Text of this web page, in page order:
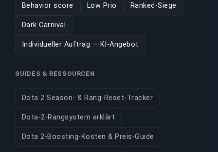
Behavior score Low Prio Ranked-Siege
Dark Carnival
Individueller Auftrag — KI-Angebot
GUIDES & RESSOURCEN
Dota 2 Season- & Rang-Reset-Tracker
Dota-2-Rangsystem erklärt
Dota 2-Boosting-Kosten & Preis-Guide